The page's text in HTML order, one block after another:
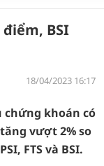
BSI
18/04/2023 16:17
chứng khoán có
vượt 2% so
FTS và BSI.